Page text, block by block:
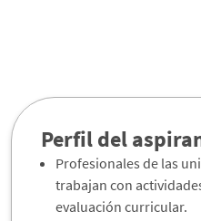
Perfil del
Profesionales de las
trabajan con
evaluación curricular.